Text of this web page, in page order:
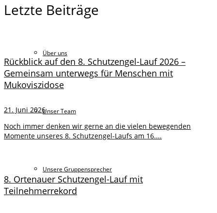
Über uns
Unser Team
Unsere Gruppensprecher
Letzte Beiträge
Rückblick auf den 8. Schutzengel-Lauf 2026 –
Gemeinsam unterwegs für Menschen mit
Mukoviszidose
21. Juni 2026
Noch immer denken wir gerne an die vielen bewegenden
Momente unseres 8. Schutzengel-Laufs am 16....
8. Ortenauer Schutzengel-Lauf mit
Teilnehmerrekord